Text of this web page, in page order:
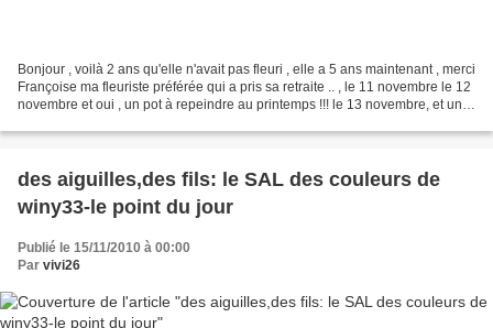
Bonjour , voilà 2 ans qu'elle n'avait pas fleuri , elle a 5 ans maintenant , merci
Françoise ma fleuriste préférée qui a pris sa retraite .. , le 11 novembre le 12
novembre et oui , un pot à repeindre au printemps !!! le 13 novembre, et un
des aiguilles,des fils: le SAL des couleurs de
winy33-le point du jour
Publié le 15/11/2010 à 00:00
Par vivi26